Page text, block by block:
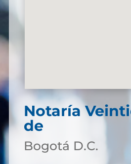
Notaría
de
Bogotá D.C.